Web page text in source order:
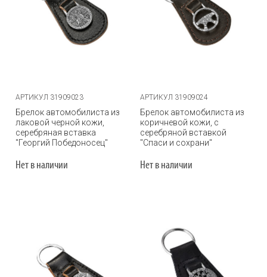
АРТИКУЛ 31909023
Брелок автомобилиста из
лаковой черной кожи,
серебряная вставка
"Георгий Победоносец"
Нет в наличии
АРТИКУЛ 31909024
Брелок автомобилиста из
коричневой кожи, с
серебряной вставкой
"Спаси и сохрани"
Нет в наличии